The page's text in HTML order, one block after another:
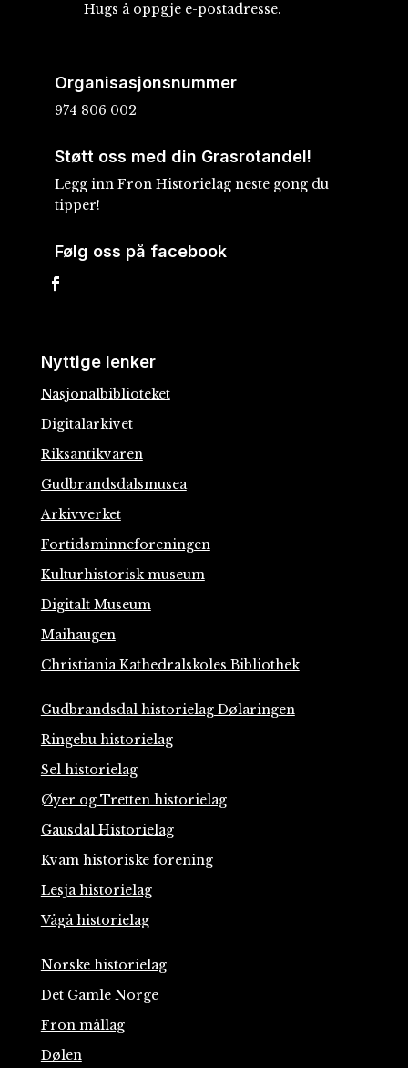
Hugs å oppgje e-postadresse.
Organisasjonsnummer
974 806 002
Støtt oss med din Grasrotandel!
Legg inn Fron Historielag neste gong du
tipper!
Følg oss på facebook
Nyttige lenker
Nasjonalbiblioteket
Digitalarkivet
Riksantikvaren
Gudbrandsdalsmusea
Arkivverket
Fortidsminneforeningen
Kulturhistorisk museum
Digitalt Museum
Maihaugen
Christiania Kathedralskoles Bibliothek
Gudbrandsdal historielag Dølaringen
Ringebu historielag
Sel historielag
Øyer og Tretten historielag
Gausdal Historielag
Kvam historiske forening
Lesja historielag
Vågå historielag
Norske historielag
Det Gamle Norge
Fron mållag
Dølen